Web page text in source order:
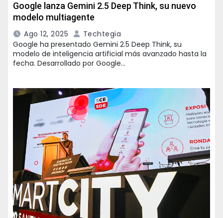
Google lanza Gemini 2.5 Deep Think, su nuevo
modelo multiagente
Ago 12, 2025
Techtegia
Google ha presentado Gemini 2.5 Deep Think, su
modelo de inteligencia artificial más avanzado hasta la
fecha. Desarrollado por Google…